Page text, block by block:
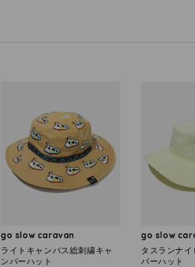
go slow caravan
ライトキャンバス総刺繍キャ
ンパーハット
go slow
タスランナ
パーハット